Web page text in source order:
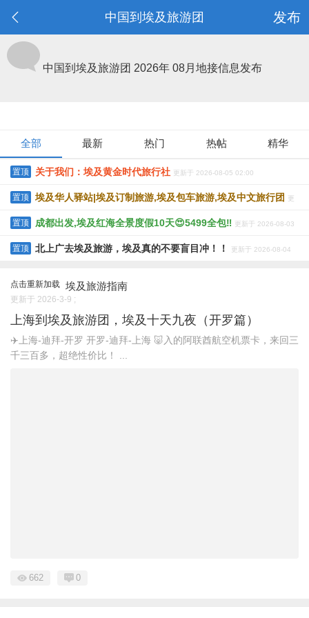
中国到埃及旅游团 发布
中国到埃及旅游团 2026年 08月地接信息发布
全部 最新 热门 热帖 精华
置顶 关于我们：埃及黄金时代旅行社 更新于 2026-08-05 02:00
置顶 埃及华人驿站|埃及订制旅游,埃及包车旅游,埃及中文旅行团 更
新于 2026-08-05 02:00
置顶 成都出发,埃及红海全景度假10天😍5499全包‼️ 更新于 2026-08-03
14:00
置顶 北上广去埃及旅游，埃及真的不要盲目冲！！ 更新于 2026-08-04
点击重新加载 埃及旅游指南
更新于 2026-3-9 ;
上海到埃及旅游团，埃及十天九夜（开罗篇）
✈️上海-迪拜-开罗 开罗-迪拜-上海 🐷入的阿联酋航空机票卡，来回三
千三百多，超绝性价比！ ...
662 0